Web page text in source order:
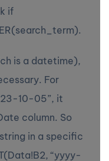
if
is a datetime),
For
10-05”, it
column. So
in a specific
“yyyy-